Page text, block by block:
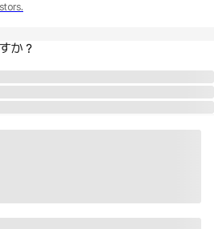
か？